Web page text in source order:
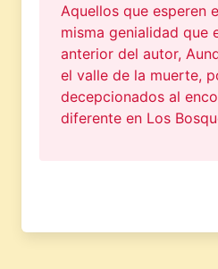
Aquellos que esperen
misma genialidad que
anterior del autor,
el valle de la muerte,
decepcionados al
diferente en Los